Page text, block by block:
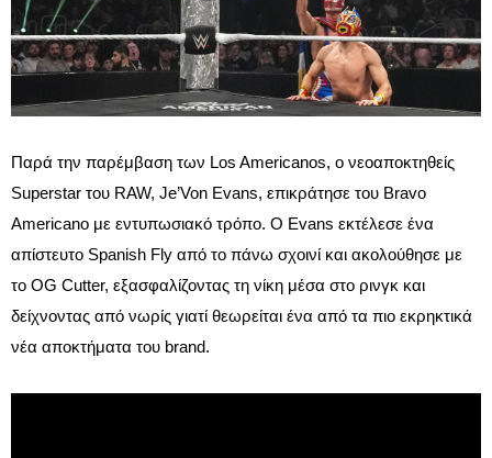
Παρά την παρέμβαση των Los Americanos, ο νεοαποκτηθείς
Superstar του RAW, Je’Von Evans, επικράτησε του Bravo
Americano με εντυπωσιακό τρόπο. Ο Evans εκτέλεσε ένα
απίστευτο Spanish Fly από το πάνω σχοινί και ακολούθησε με
το OG Cutter, εξασφαλίζοντας τη νίκη μέσα στο ρινγκ και
δείχνοντας από νωρίς γιατί θεωρείται ένα από τα πιο εκρηκτικά
νέα αποκτήματα του brand.